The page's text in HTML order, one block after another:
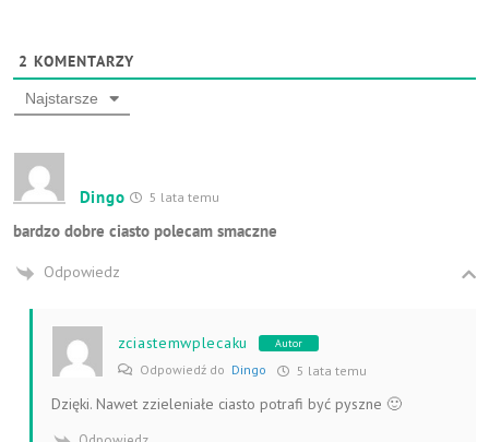
2 KOMENTARZY
Najstarsze
Dingo 5 lata temu
bardzo dobre ciasto polecam smaczne
Odpowiedz
zciastemwplecaku Autor
Odpowiedź do Dingo 5 lata temu
Dzięki. Nawet zzieleniałe ciasto potrafi być pyszne 🙂